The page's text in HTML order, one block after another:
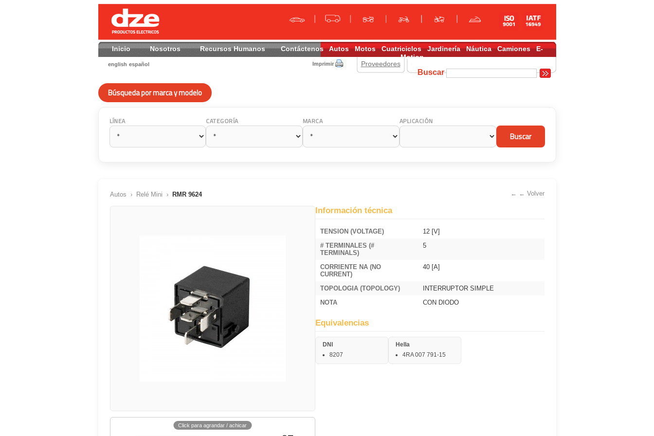
Inicio Nosotros Recursos Humanos Contáctenos Autos Motos Cuatriciclos Jardinería Náutica Camiones
E-
Motion
english español Imprimir Proveedores
Buscar
Búsqueda por marca y modelo
LÍNEA CATEGORÍA MARCA APLICACIÓN
Autos › Relé Mini › RMR 9624 ← ← Volver
Click para agrandar / achicar
Información técnica
TENSION (VOLTAGE)
12 [V]
# TERMINALES (#
TERMINALS)
5
CORRIENTE NA (NO
CURRENT)
40 [A]
TOPOLOGIA (TOPOLOGY)
INTERRUPTOR SIMPLE
NOTA
CON DIODO
Equivalencias
DNI
8207
Hella
4RA 007 791-15